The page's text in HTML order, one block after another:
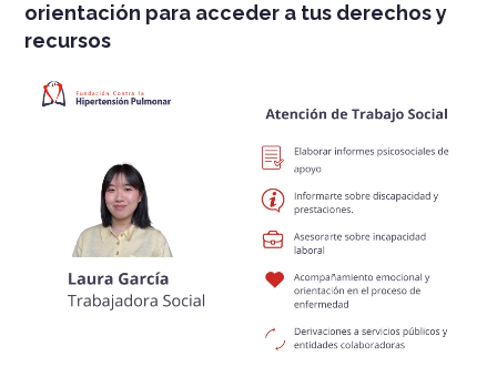
orientación para acceder a tus derechos y
recursos